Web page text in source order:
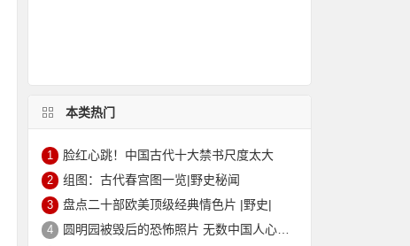
本类热门
1 脸红心跳！中国古代十大禁书尺度太大
2 组图：古代春宫图一览|野史秘闻
3 盘点二十部欧美顶级经典情色片 |野史|
4 圆明园被毁后的恐怖照片 无数中国人心中的痛